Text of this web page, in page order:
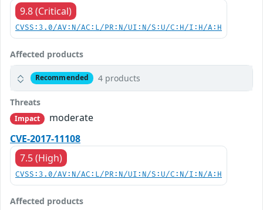
9.8 (Critical)
CVSS:3.0/AV:N/AC:L/PR:N/UI:N/S:U/C:H/I:H/A:H
Affected products
Recommended 4 products
Threats
Impact
moderate
CVE-2017-11108
7.5 (High)
CVSS:3.0/AV:N/AC:L/PR:N/UI:N/S:U/C:N/I:N/A:H
Affected products